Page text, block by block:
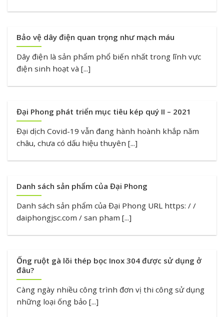
Bảo vệ dây điện quan trọng như mạch máu
Dây điện là sản phẩm phổ biến nhất trong lĩnh vực
điện sinh hoạt và [...]
Đại Phong phát triển mục tiêu kép quý II – 2021
Đại dịch Covid-19 vẫn đang hành hoành khắp năm
châu, chưa có dấu hiệu thuyên [...]
Danh sách sản phẩm của Đại Phong
Danh sách sản phẩm của Đại Phong URL https: / /
daiphongjsc.com / san pham [...]
Ống ruột gà lõi thép bọc Inox 304 được sử dụng ở
đâu?
Càng ngày nhiều công trình đơn vị thi công sử dụng
những loại ống bảo [...]